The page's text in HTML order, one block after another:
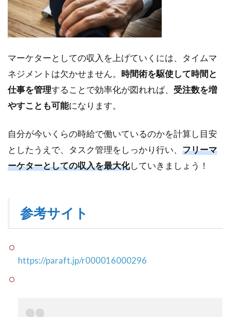
マーケターとしての収入を上げていくには、タイムマ
ネジメントは欠かせません。 時間術を駆使して時間と
仕事を管理することで効率化が図れれば、 受注数を増
やすことも可能になります。
自分が今いくらの時給で働いているのかを計算し目安
としたうえで、タスク管理をしっかり行い、 フリーマ
ーケターとしての収入を最大化していきましょう！
参考サイト
https://paraft.jp/r000016000296